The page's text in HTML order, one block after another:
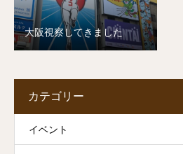
大阪視察してきました
カテゴリー
イベント